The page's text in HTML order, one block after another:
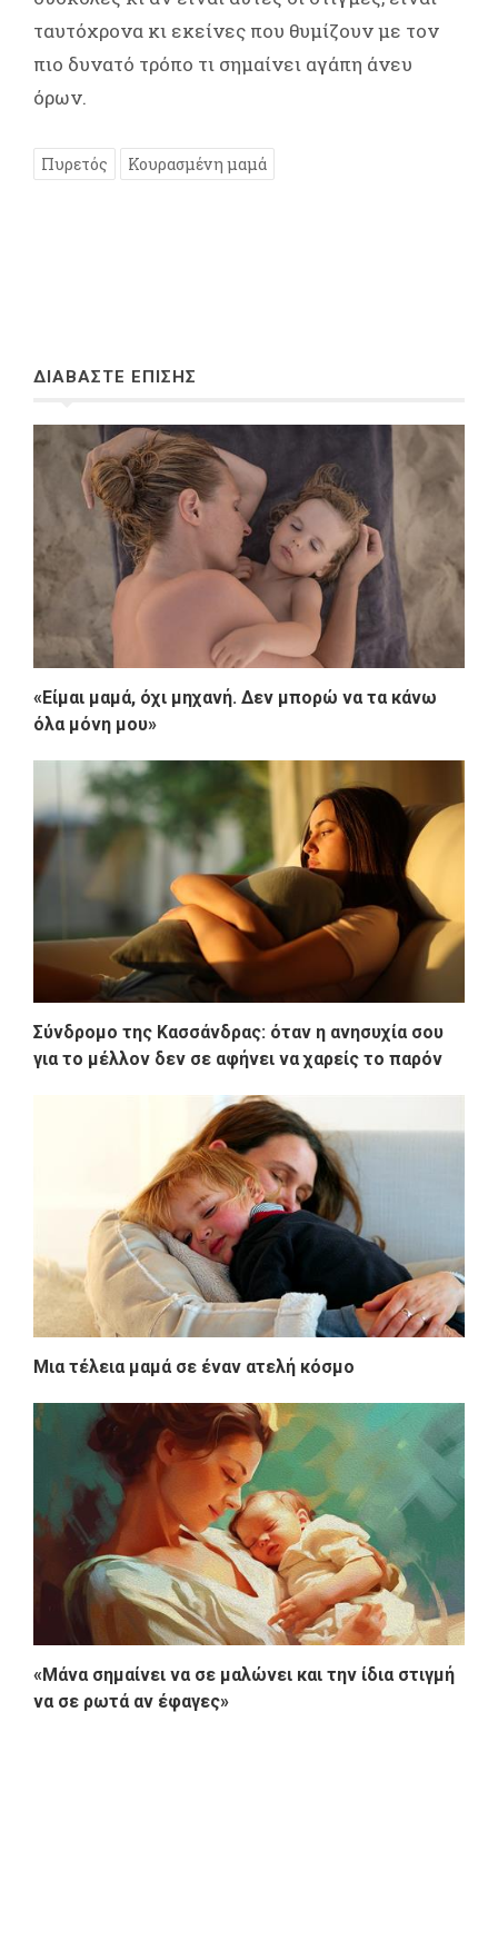
ταυτόχρονα κι εκείνες που θυμίζουν με τον
πιο δυνατό τρόπο τι σημαίνει αγάπη άνευ
όρων.
Πυρετός Κουρασμένη μαμά
ΔΙΑΒΑΣΤΕ ΕΠΙΣΗΣ
«Είμαι μαμά, όχι μηχανή. Δεν μπορώ να τα κάνω
όλα μόνη μου»
Σύνδρομο της Κασσάνδρας: όταν η ανησυχία σου
για το μέλλον δεν σε αφήνει να χαρείς το παρόν
Μια τέλεια μαμά σε έναν ατελή κόσμο
«Μάνα σημαίνει να σε μαλώνει και την ίδια στιγμή
να σε ρωτά αν έφαγες»